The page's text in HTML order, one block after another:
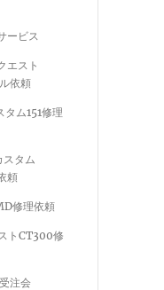
ービス
エスト
依頼
ム151修理
スタム
頼
修理依頼
トCT300修
注会